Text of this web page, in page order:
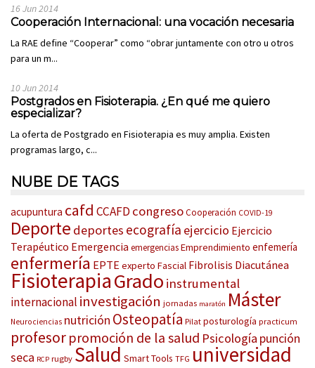
16 Jun 2014
Cooperación Internacional: una vocación necesaria
La RAE define “Cooperar” como “obrar juntamente con otro u otros
para un m...
10 Jun 2014
Postgrados en Fisioterapia. ¿En qué me quiero
especializar?
La oferta de Postgrado en Fisioterapia es muy amplia. Existen
programas largo, c...
NUBE DE TAGS
acupuntura cafd CCAFDcongresoCooperación COVID-19
Deporte deportes ecografía ejercicio Ejercicio
Terapéutico EmergenciaemergenciasEmprendimiento enfemería
enfermería EPTE experto Fascial Fibrolisis Diacutánea
FisioterapiaGrado instrumental
internacional investigación jornadas maratón Máster
Neurociencias nutrición Osteopatía Pilat posturología practicum
profesor promoción de la salud Psicología punción
seca RCP rugby Salud Smart Tools TFG universidad